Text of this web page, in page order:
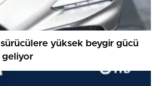
sürücülere yüksek beygir gücü
geliyor